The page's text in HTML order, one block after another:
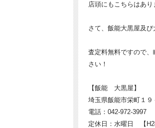
店頭にもこちらはあ
さて、飯能大黒屋及
査定料無料ですので
さい！
【飯能 大黒屋】
埼玉県飯能市栄町１９
電話：042-972-3997
定休日：水曜日 【